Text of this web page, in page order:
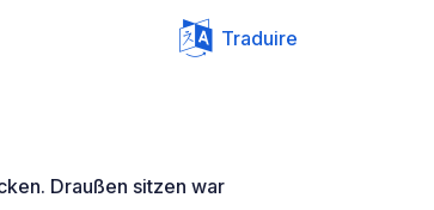
Traduire
Draußen sitzen war